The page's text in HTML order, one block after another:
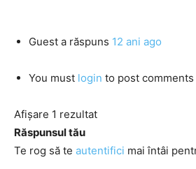
Guest a răspuns 12 ani ago
You must login to post comments
Afișare 1 rezultat
Răspunsul tău
Te rog să te autentifici mai întâi